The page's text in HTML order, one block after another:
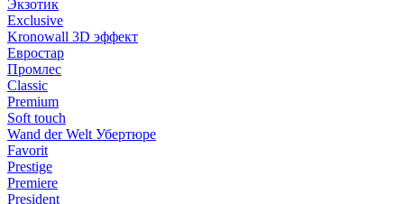
Экзотик
Exclusive
Kronowall 3D эффект
Евростар
Промлес
Classic
Premium
Soft touch
Wand der Welt Убертюре
Favorit
Prestige
Premiere
President